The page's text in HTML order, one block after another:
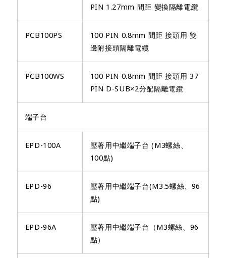
PIN 1.27mm 間距 變換隔離電纜
PCB100PS
100 PIN 0.8mm 間距 接頭用 雙
邊附接頭隔離電纜
PCB100WS
100 PIN 0.8mm 間距 接頭用 37
PIN D-SUB×2分配隔離電纜
端子台
EPD-100A
壓著用中繼端子台 (M3螺絲、
100點)
EPD-96
壓著用中繼端子台(M3.5螺絲、96
點)
EPD-96A
壓著用中繼端子台（M3螺絲、96
點）